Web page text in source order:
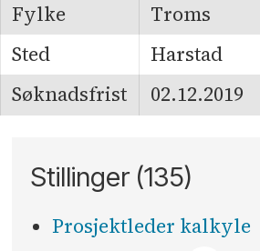
Fylke
Troms
Sted
Harstad
Søknadsfrist
02.12.2019
Stillinger (135)
Prosjektleder kalkyle